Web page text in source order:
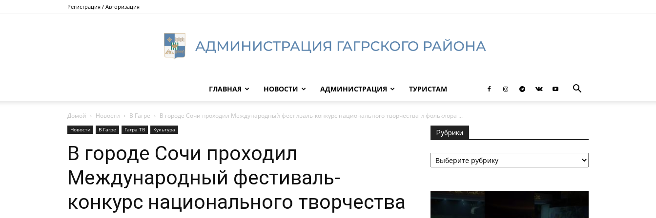
Регистрация / Авторизация
ГЛАВНАЯ НОВОСТИ АДМИНИСТРАЦИЯ ТУРИСТАМ
Домой Новости В Гагре В городе Сочи проходил Международный фестиваль-конкурс национального творчества и фольклора ...
Новости В Гагре Гагра ТВ Культура
В городе Сочи проходил
Международный фестиваль-
конкурс национального творчества
Рубрики
Рубрики